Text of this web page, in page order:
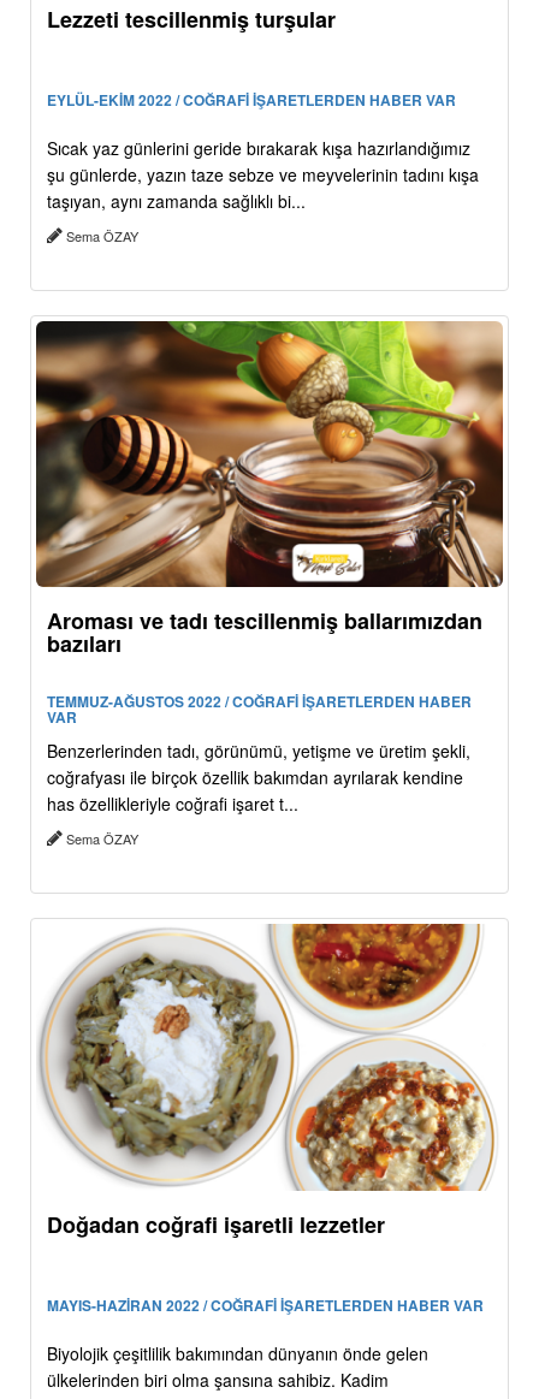
Lezzeti tescillenmiş turşular
EYLÜL-EKİM 2022 / COĞRAFİ İŞARETLERDEN HABER VAR
Sıcak yaz günlerini geride bırakarak kışa hazırlandığımız
şu günlerde, yazın taze sebze ve meyvelerinin tadını kışa
taşıyan, aynı zamanda sağlıklı bi...
Sema ÖZAY
Aroması ve tadı tescillenmiş ballarımızdan
bazıları
TEMMUZ-AĞUSTOS 2022 / COĞRAFİ İŞARETLERDEN HABER
VAR
Benzerlerinden tadı, görünümü, yetişme ve üretim şekli,
coğrafyası ile birçok özellik bakımdan ayrılarak kendine
has özellikleriyle coğrafi işaret t...
Sema ÖZAY
Doğadan coğrafi işaretli lezzetler
MAYIS-HAZİRAN 2022 / COĞRAFİ İŞARETLERDEN HABER VAR
Biyolojik çeşitlilik bakımından dünyanın önde gelen
ülkelerinden biri olma şansına sahibiz. Kadim